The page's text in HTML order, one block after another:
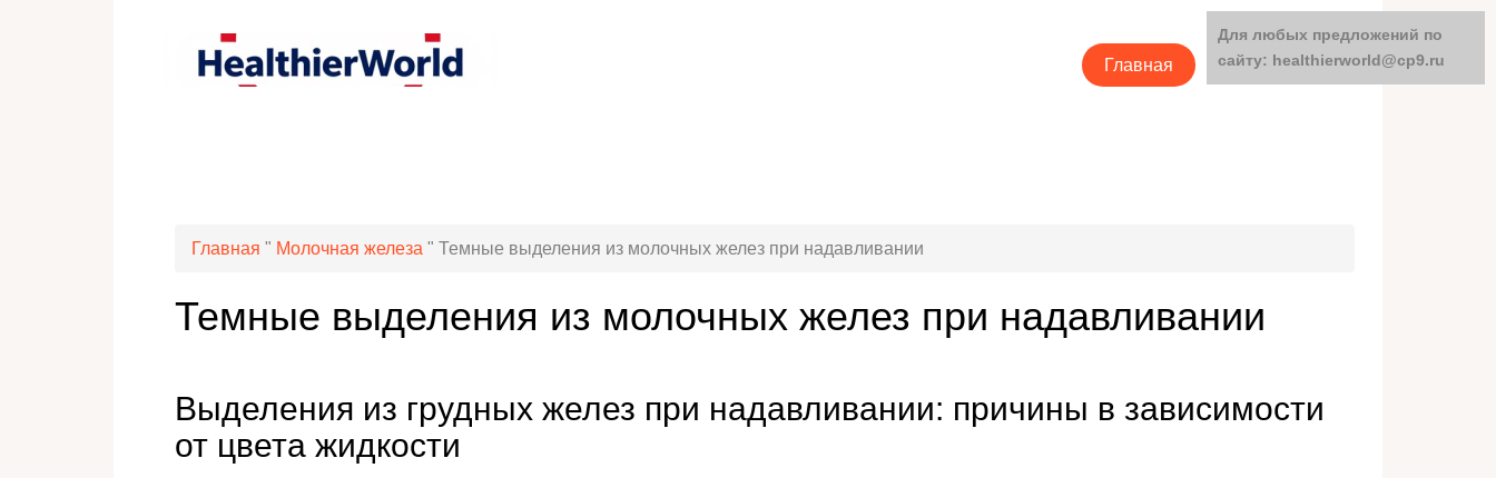
Главная Категории
Главная " Молочная железа " Темные выделения из молочных желез при надавливании
Темные выделения из молочных желез при надавливании
Выделения из грудных желез при надавливании: причины в зависимости
от цвета жидкости
Для любых предложений по
сайту: healthierworld@cp9.ru